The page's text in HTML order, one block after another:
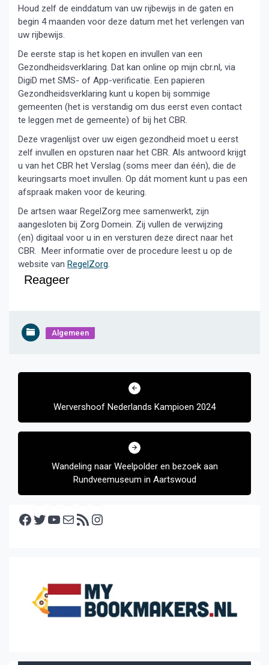
Houd zelf de einddatum van uw rijbewijs in de gaten en
begin 4 maanden voor deze datum met het verlengen van
uw rijbewijs.
De eerste stap is het kopen en invullen van een
Gezondheidsverklaring. Dat kan online op mijn cbr.nl, via
DigiD met SMS- of App-verificatie. Een papieren
Gezondheidsverklaring kunt u kopen bij sommige
gemeenten (het is verstandig om dus eerst even contact
te leggen met de gemeente) of bij het CBR.
Deze vragenlijst over uw eigen gezondheid moet u eerst
zelf invullen en opsturen naar het CBR. Als antwoord krijgt
u van het CBR het Verslag (soms meer dan één), die de
keuringsarts moet invullen. Op dát moment kunt u pas een
afspraak maken voor de keuring.
De artsen waar RegelZorg mee samenwerkt, zijn
aangesloten bij Zorg Domein. Zij vullen de verwijzing
(en) digitaal voor u in en versturen deze direct naar het
CBR. Meer informatie over de procedure leest u op de
website van RegelZorg.
Reageer
Algemeen
Bericht
Wervershoof Nederlands Kampioen 2024
Wandeling naar Weelpolder en bezoek aan
Rundveemuseum in Aartswoud
Facebook Twitter YouTube E-mail RSS feed